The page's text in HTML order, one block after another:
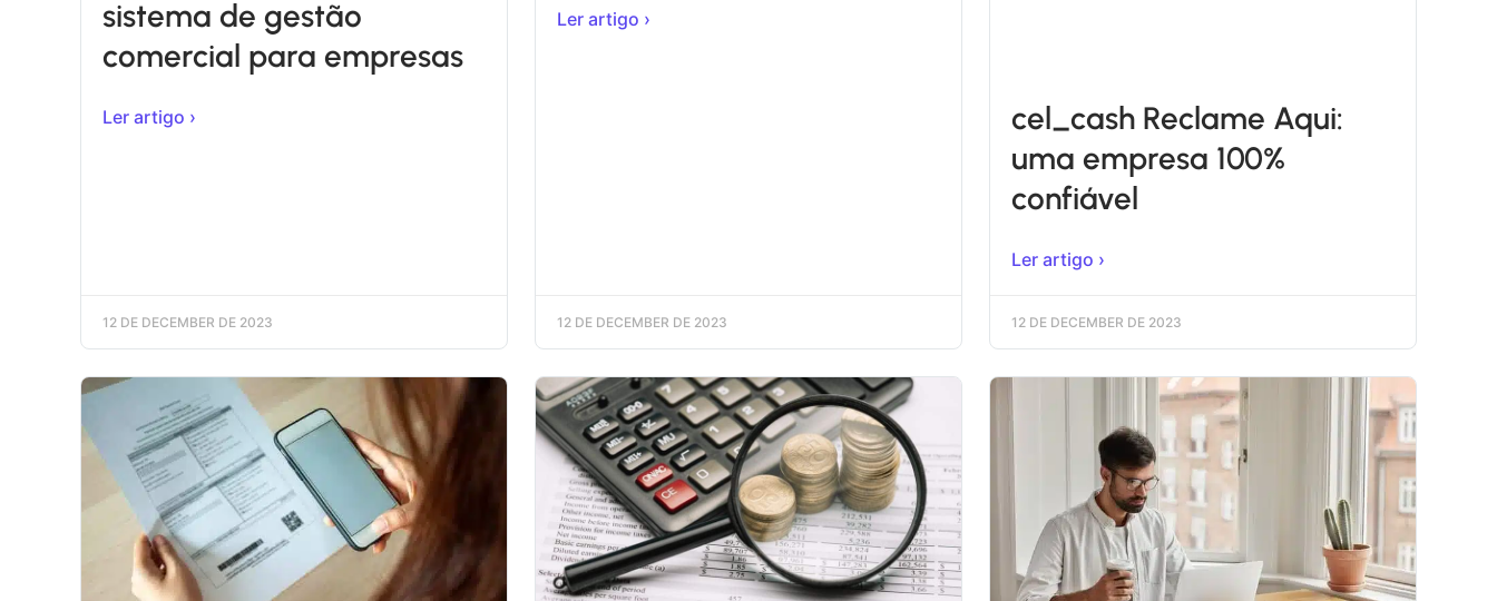
sistema de gestão
comercial para empresas
Ler artigo ›
12 DE DECEMBER DE 2023
Ler artigo ›
12 DE DECEMBER DE 2023
cel_cash Reclame Aqui:
uma empresa 100%
confiável
Ler artigo ›
12 DE DECEMBER DE 2023